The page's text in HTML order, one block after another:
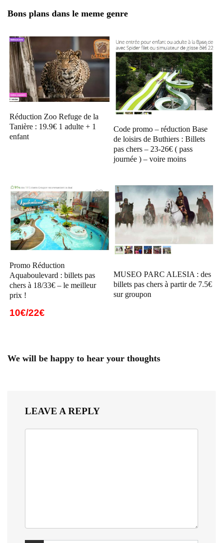
Bons plans dans le meme genre
Réduction Zoo Refuge de la
Tanière : 19.9€ 1 adulte + 1
enfant
Code promo – réduction Base
de loisirs de Buthiers : Billets
pas chers – 23-26€ ( pass
journée ) – voire moins
Promo Réduction
Aquaboulevard : billets pas
chers à 18/33€ – le meilleur
prix !
10€/22€
MUSEO PARC ALESIA : des
billets pas chers à partir de 7.5€
sur groupon
We will be happy to hear your thoughts
LEAVE A REPLY